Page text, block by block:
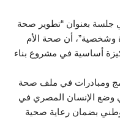
جلسة بعنوان “تطوير صحة
وشخصية”، أن صحة الأم
أساسية في مشروع بناء
ومبادرات في ملف صحة
وضع الإنسان المصري في
بضمان رعاية صحية